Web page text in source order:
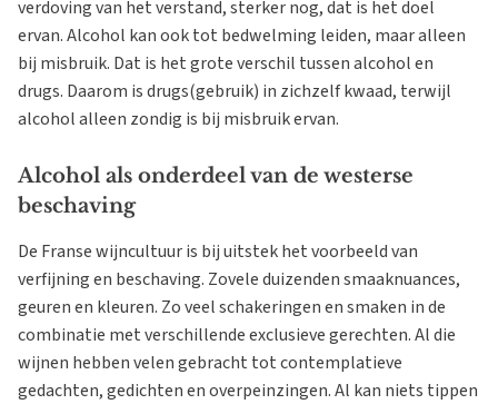
verdoving van het verstand, sterker nog, dat is het doel
ervan. Alcohol kan ook tot bedwelming leiden, maar alleen
bij misbruik. Dat is het grote verschil tussen alcohol en
drugs. Daarom is drugs(gebruik) in zichzelf kwaad, terwijl
alcohol alleen zondig is bij misbruik ervan.
Alcohol als onderdeel van de westerse
beschaving
De Franse wijncultuur is bij uitstek het voorbeeld van
verfijning en beschaving. Zovele duizenden smaaknuances,
geuren en kleuren. Zo veel schakeringen en smaken in de
combinatie met verschillende exclusieve gerechten. Al die
wijnen hebben velen gebracht tot contemplatieve
gedachten, gedichten en overpeinzingen. Al kan niets tippen